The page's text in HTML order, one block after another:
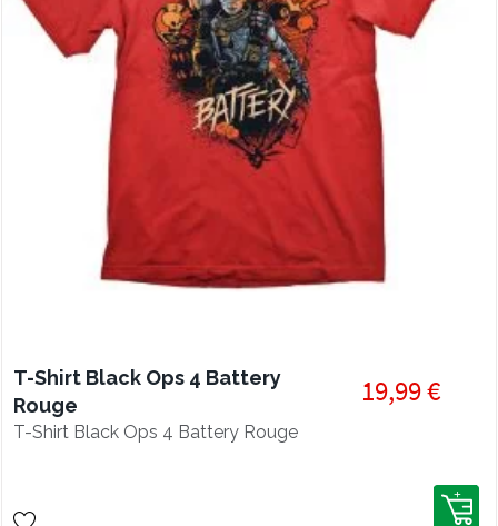
T-Shirt Black Ops 4 Battery
Rouge
T-Shirt Black Ops 4 Battery Rouge
19,99 €